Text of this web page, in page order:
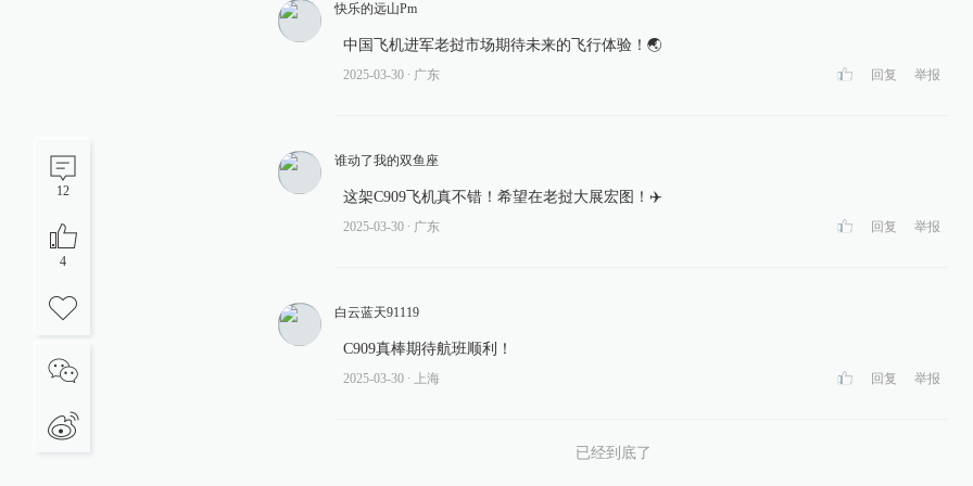
12
4
快乐的远山Pm
中国飞机进军老挝市场期待未来的飞行体验！🌏
2025-03-30 ∙ 广东 回复 举报
谁动了我的双鱼座
这架C909飞机真不错！希望在老挝大展宏图！✈️
2025-03-30 ∙ 广东 回复 举报
白云蓝天91119
C909真棒期待航班顺利！
2025-03-30 ∙ 上海 回复 举报
已经到底了